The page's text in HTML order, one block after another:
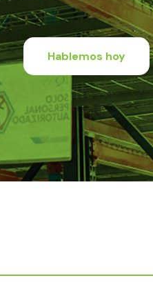
Hablemos hoy